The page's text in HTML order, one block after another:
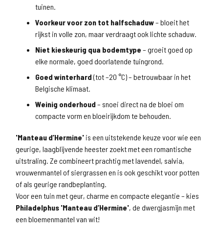
tuinen.
Voorkeur voor zon tot halfschaduw– bloeit het
rijkst in volle zon, maar verdraagt ook lichte schaduw.
Niet kieskeurig qua bodemtype – groeit goed op
elke normale, goed doorlatende tuingrond.
Goed winterhard(tot –20 °C) – betrouwbaar in het
Belgische klimaat.
Weinig onderhoud – snoei direct na de bloei om
compacte vorm en bloeirijkdom te behouden.
'Manteau d’Hermine' is een uitstekende keuze voor wie een
geurige, laagblijvende heester zoekt met een romantische
uitstraling. Ze combineert prachtig met lavendel, salvia,
vrouwenmantel of siergrassen en is ook geschikt voor potten
of als geurige randbeplanting.
Voor een tuin met geur, charme en compacte elegantie – kies
Philadelphus 'Manteau d’Hermine', de dwergjasmijn met
een bloemenmantel van wit!